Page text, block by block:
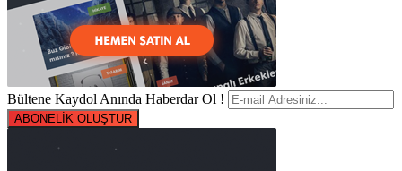
Bültene Kaydol Anında Haberdar Ol !
ABONELİK OLUŞTUR